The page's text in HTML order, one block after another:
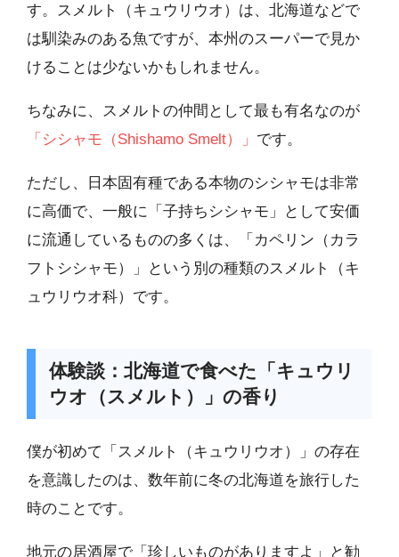
す。スメルト（キュウリウオ）は、北海道などで
は馴染みのある魚ですが、本州のスーパーで見か
けることは少ないかもしれません。
ちなみに、スメルトの仲間として最も有名なのが
「シシャモ（Shishamo Smelt）」 です。
ただし、日本固有種である本物のシシャモは非常
に高価で、一般に「子持ちシシャモ」として安価
に流通しているものの多くは、「カペリン（カラ
フトシシャモ）」という別の種類のスメルト（キ
ュウリウオ科）です。
体験談：北海道で食べた「キュウリ
ウオ（スメルト）」の香り
僕が初めて「スメルト（キュウリウオ）」の存在
を意識したのは、数年前に冬の北海道を旅行した
時のことです。
地元の居酒屋で「珍しいものがありますよ」と勧